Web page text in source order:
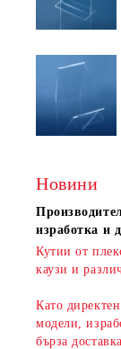
Новини
изработка и
Кутии от
каузи и
Като
модели,
бърза доставка